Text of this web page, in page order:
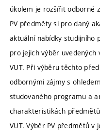
úkolem je rozšířit odborné
PV předměty si pro daný
aktuální nabídky studijního
pro jejich výběr uvedených
VUT. Při výběru těchto
odbornými zájmy s
studovaného programu a
charakteristikách
VUT. Výběr PV předmětů